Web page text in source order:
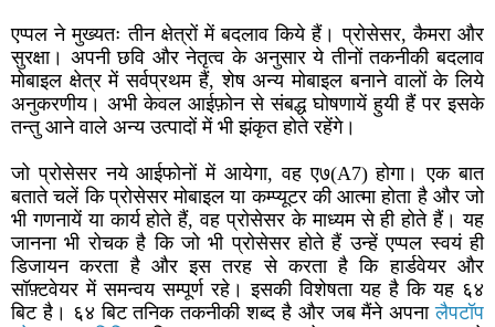
एप्पल ने मुख्यतः तीन क्षेत्रों में बदलाव किये हैं। प्रोसेसर, कैमरा और
सुरक्षा। अपनी छवि और नेतृत्व के अनुसार ये तीनों तकनीकी बदलाव
मोबाइल क्षेत्र में सर्वप्रथम हैं, शेष अन्य मोबाइल बनाने वालों के लिये
अनुकरणीय। अभी केवल आईफ़ोन से संबद्ध घोषणायें हुयी हैं पर इसके
तन्तु आने वाले अन्य उत्पादों में भी झंकृत होते रहेंगे।
जो प्रोसेसर नये आईफोनों में आयेगा, वह ए७(A7) होगा। एक बात
बताते चलें कि प्रोसेसर मोबाइल या कम्प्यूटर की आत्मा होता है और जो
भी गणनायें या कार्य होते हैं, वह प्रोसेसर के माध्यम से ही होते हैं। यह
जानना भी रोचक है कि जो भी प्रोसेसर होते हैं उन्हें एप्पल स्वयं ही
डिजायन करता है और इस तरह से करता है कि हार्डवेयर और
सॉफ़्टवेयर में समन्वय सम्पूर्ण रहे। इसकी विशेषता यह है कि यह ६४
बिट है। ६४ बिट तनिक तकनीकी शब्द है और जब मैंने अपनालैपटॉप